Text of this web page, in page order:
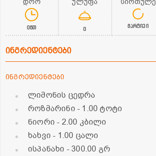
0წთ 0 მარტივი
ინგრედიენტები
ინგრედიენტები
ლიმონის ცედრა
როზმარინი - 1.00 ტოტი
ნიორი- 2.00 კბილი
ხახვი- 1.00 ცალი
ისპანახი - 300.00 გრ